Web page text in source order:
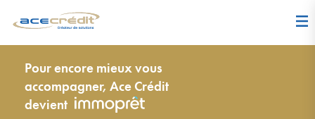
Pour encore mieux vous
accompagner, Ace Crédit
devient